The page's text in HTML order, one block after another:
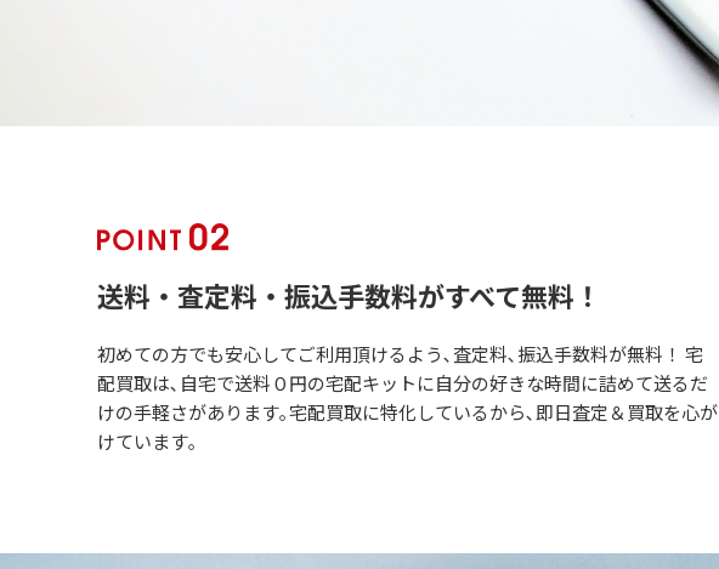
送料・査定料・振込手数料がすべて無料！
初めての方でも安心してご利用頂けるよう､査定料､振込手数料が無料！ 宅
配買取は､自宅で送料０円の宅配キットに自分の好きな時間に詰めて送るだ
けの手軽さがあります｡宅配買取に特化しているから､即日査定＆買取を心が
けています｡